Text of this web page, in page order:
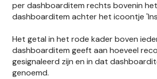
per dashboarditem rechts bovenin het
dashboarditem achter het icoontje
Het getal in het rode kader boven
dashboarditem geeft aan hoeveel
gesignaleerd zijn en in dat
genoemd.